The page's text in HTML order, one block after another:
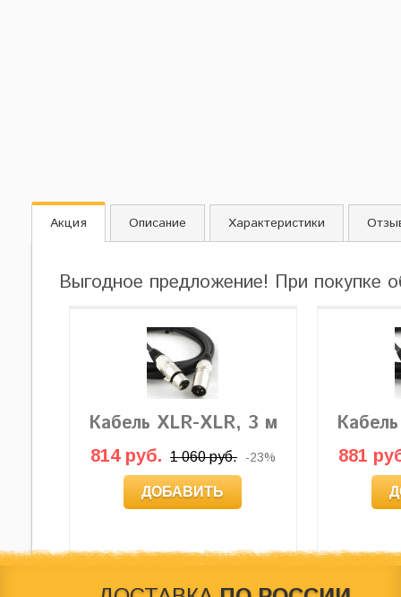
Акция Описание Характеристики
Выгодное предложение! При покупке
Кабель XLR-XLR, 3 м
814 руб. 1 060 руб. -23%
ДОБАВИТЬ
881